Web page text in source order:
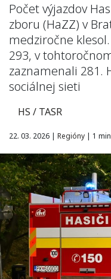
Počet výjazdov
zboru (HaZZ) v
medziročne
293, v
zaznamenali 281.
sociálnej sieti
HS / TASR
22. 03. 2026 | Regióny | 1